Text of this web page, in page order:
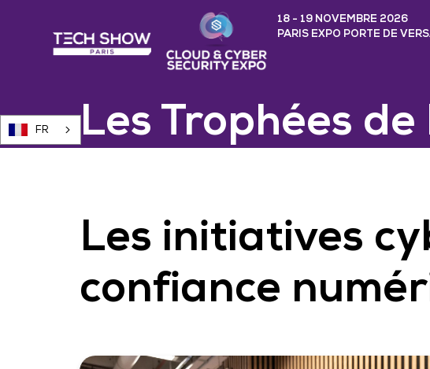
18 - 19 NOVEMBRE 2026
PARIS EXPO PORTE DE
FR Les Trophées
Les initiatives
confiance